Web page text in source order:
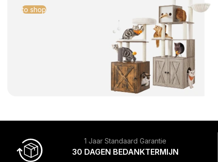
to shop
1 Jaar Standaard Garantie
30 DAGEN BEDANKTERMIJN